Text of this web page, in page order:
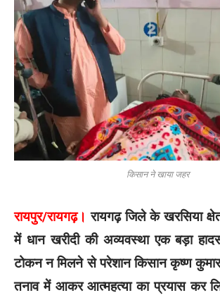
किसान ने खाया जहर
रायपुर/रायगढ़। रायगढ़ जिले के खरसिया
में धान खरीदी की अव्यवस्था एक बड़ा
टोकन न मिलने से परेशान किसान कृष्ण
तनाव में आकर आत्महत्या का प्रयास कर